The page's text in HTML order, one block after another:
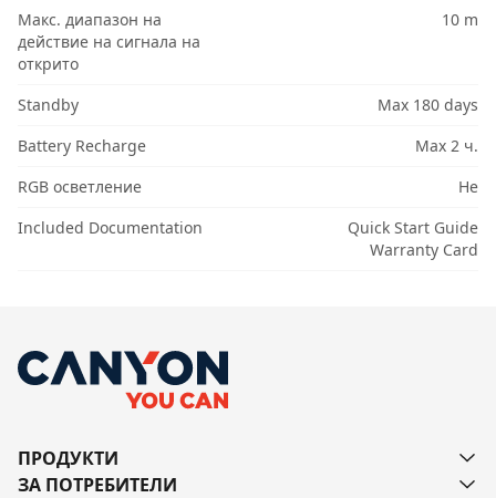
Макс. диапазон на
действие на сигнала на
открито
10 m
Standby
Max 180 days
Battery Recharge
Max 2 ч.
RGB осветление
Не
Included Documentation
Quick Start Guide
Warranty Card
ПРОДУКТИ
ЗА ПОТРЕБИТЕЛИ